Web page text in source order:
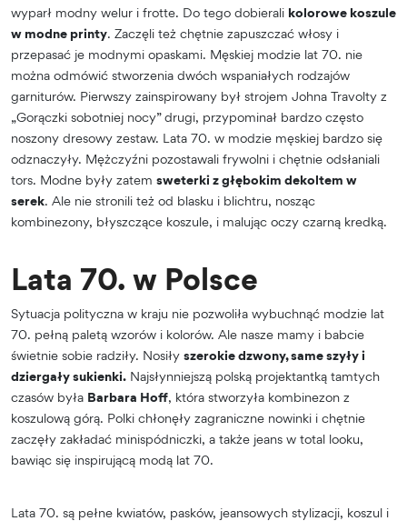
wyparł modny welur i frotte. Do tego dobierali kolorowe koszule
w modne printy. Zaczęli też chętnie zapuszczać włosy i
przepasać je modnymi opaskami. Męskiej modzie lat 70. nie
można odmówić stworzenia dwóch wspaniałych rodzajów
garniturów. Pierwszy zainspirowany był strojem Johna Travolty z
„Gorączki sobotniej nocy” drugi, przypominał bardzo często
noszony dresowy zestaw. Lata 70. w modzie męskiej bardzo się
odznaczyły. Mężczyźni pozostawali frywolni i chętnie odsłaniali
tors. Modne były zatem sweterki z głębokim dekoltem w
serek. Ale nie stronili też od blasku i blichtru, nosząc
kombinezony, błyszczące koszule, i malując oczy czarną kredką.
Lata 70. w Polsce
Sytuacja polityczna w kraju nie pozwoliła wybuchnąć modzie lat
70. pełną paletą wzorów i kolorów. Ale nasze mamy i babcie
świetnie sobie radziły. Nosiły szerokie dzwony, same szyły i
dziergały sukienki. Najsłynniejszą polską projektantką tamtych
czasów była Barbara Hoff, która stworzyła kombinezon z
koszulową górą. Polki chłonęły zagraniczne nowinki i chętnie
zaczęły zakładać minispódniczki, a także jeans w total looku,
bawiąc się inspirującą modą lat 70.
Lata 70. są pełne kwiatów, pasków, jeansowych stylizacji, koszul i